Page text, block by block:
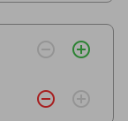
remove_circle_outline add_circle_outline
remove_circle_outline add_circle_outline